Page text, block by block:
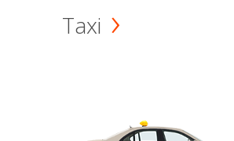
Taxi